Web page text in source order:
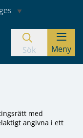
Sök Meny
med
angivna i ett